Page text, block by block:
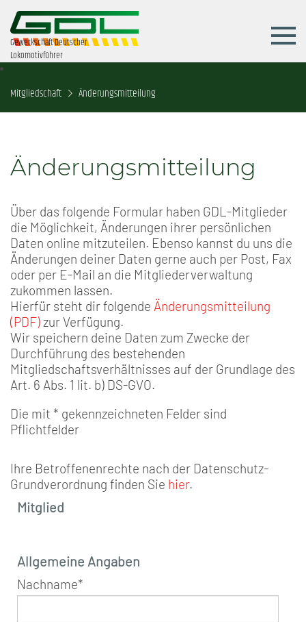
Gewerkschaft Deutscher
Lokomotivführer
Mitgliedschaft Änderungsmitteilung
Änderungsmitteilung
Über das folgende Formular haben GDL-Mitglieder
die Möglichkeit, Änderungen ihrer persönlichen
Daten online mitzuteilen. Ebenso kannst du uns die
Änderungen deiner Daten gerne auch per Post, Fax
oder per E-Mail an die Mitgliederverwaltung
zukommen lassen.
Hierfür steht dir folgende Änderungsmitteilung
(PDF)zur Verfügung.
Wir speichern deine Daten zum Zwecke der
Durchführung des bestehenden
Mitgliedschaftsverhältnisses auf der Grundlage des
Art. 6 Abs. 1 lit. b) DS-GVO.
Die mit * gekennzeichneten Felder sind
Pflichtfelder
Ihre Betroffenenrechte nach der Datenschutz-
Grundverordnung finden Sie hier.
Mitglied
Allgemeine Angaben
Nachname*